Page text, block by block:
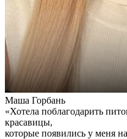
Маша Горбань
«Хотела поблагодарить
красавицы,
которые появились у меня